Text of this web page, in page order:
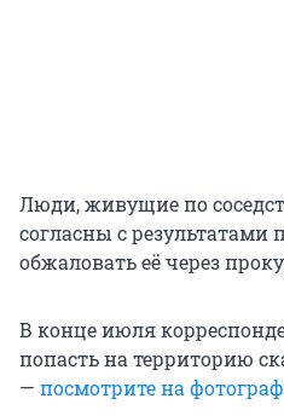
Люди, живущие по
согласны с
обжаловать её через
В конце июля
попасть на территорию
— посмотрите на